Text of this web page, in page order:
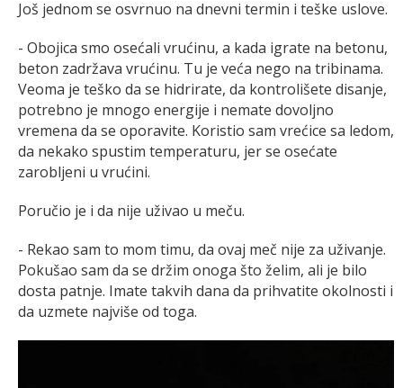
Još jednom se osvrnuo na dnevni termin i teške uslove.
- Obojica smo osećali vrućinu, a kada igrate na betonu,
beton zadržava vrućinu. Tu je veća nego na tribinama.
Veoma je teško da se hidrirate, da kontrolišete disanje,
potrebno je mnogo energije i nemate dovoljno
vremena da se oporavite. Koristio sam vrećice sa ledom,
da nekako spustim temperaturu, jer se osećate
zarobljeni u vrućini.
Poručio je i da nije uživao u meču.
- Rekao sam to mom timu, da ovaj meč nije za uživanje.
Pokušao sam da se držim onoga što želim, ali je bilo
dosta patnje. Imate takvih dana da prihvatite okolnosti i
da uzmete najviše od toga.